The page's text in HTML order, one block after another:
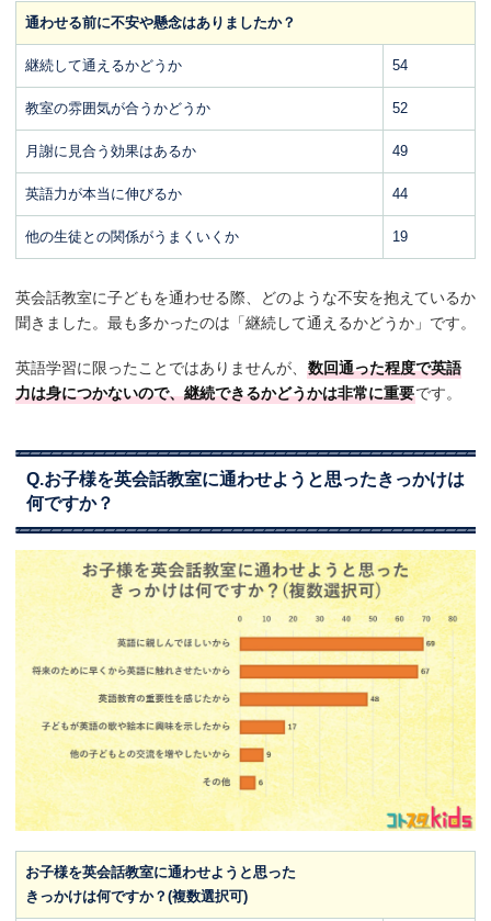
通わせる前に不安や懸念はありましたか？
継続して通えるかどうか 54
教室の雰囲気が合うかどうか 52
月謝に見合う効果はあるか 49
英語力が本当に伸びるか 44
他の生徒との関係がうまくいくか 19
英会話教室に子どもを通わせる際、どのような不安を抱えているか
聞きました。最も多かったのは「継続して通えるかどうか」です。
英語学習に限ったことではありませんが、 数回通った程度で英語
力は身につかないので、継続できるかどうかは非常に重要です。
Q.お子様を英会話教室に通わせようと思ったきっかけは
何ですか？
お子様を英会話教室に通わせようと思った
きっかけは何ですか？(複数選択可)